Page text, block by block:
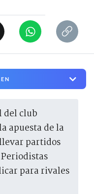
apuesta de la
partidos
para rivales